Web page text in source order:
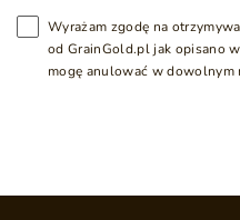
Wyrażam zgodę na
od GrainGold.pl jak opisano w
mogę anulować w dowolnym